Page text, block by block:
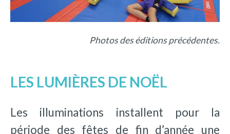
Photos des éditions précédentes.
LES LUMIÈRES DE NOËL
Les illuminations installent pour la
période des fêtes de fin d’année une